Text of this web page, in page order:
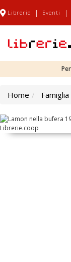
Librerie | Eventi |
Home